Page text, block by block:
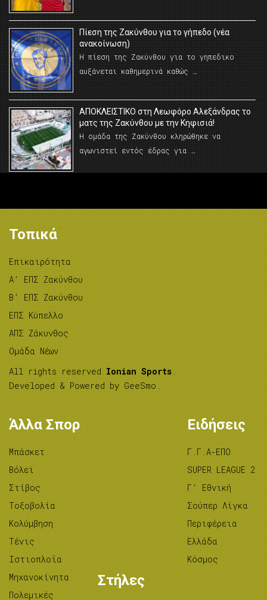
Πίεση της Ζακύνθου για το γήπεδο (νέα
ανακοίνωση)
Η πίεση της Ζακύνθου για το γηπεδικο
αυξάνεται καθημερινά καθώς …
AΠΟΚΛΕΙΣΤΙΚΟ στη Λεωφόρο Αλεξάνδρας το
ματς της Ζακύνθου με την Κηφισιά!
Η ομάδα της Ζακύνθου κληρώθηκε να
αγωνιστεί εντός έδρας για …
Τοπικά
Επικαιρότητα
A’ ΕΠΣ Ζακύνθου
B’ ΕΠΣ Ζακύνθου
ΕΠΣ Κύπελλο
ΑΠΣ Ζάκυνθος
Ομάδα Νέων
All rights reserved Ionian Sports .
Developed & Powered by GeeSmo .
Άλλα Σπορ
Μπάσκετ
Βόλεϊ
Στίβος
Tοξοβολία
Κολύμβηση
Τένις
Ιστιοπλοΐα
Μηχανοκίνητα
Πολεμικές
Ειδήσεις
Γ.Γ.Α-ΕΠΟ
SUPER LEAGUE 2
Γ’ Εθνική
Σούπερ Λίγκα
Περιφέρεια
Ελλάδα
Κόσμος
Στήλες